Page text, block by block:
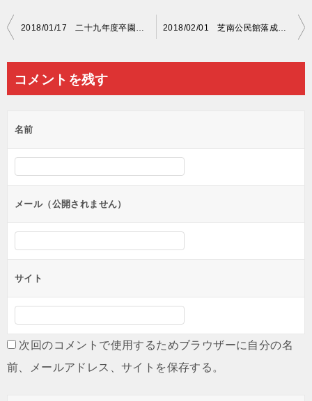
投
ビ
ー
シ
ョ
ン
コメントを残す
名前
メール（公開されません）
サイト
次回のコメントで使用するためブラウザーに自分の名
前、メールアドレス、サイトを保存する。